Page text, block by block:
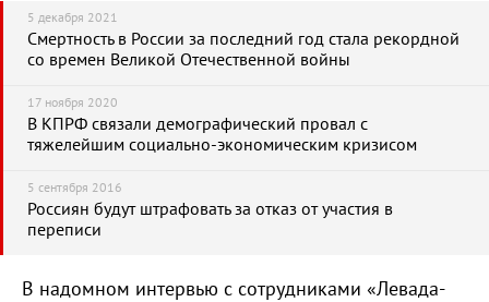
5 декабря 2021
Смертность в России за последний год стала рекордной
со времен Великой Отечественной войны
17 ноября 2020
В КПРФ связали демографический провал с
тяжелейшим социально-экономическим кризисом
5 сентября 2016
Россиян будут штрафовать за отказ от участия в
переписи
В надомном интервью с сотрудниками «Левада-